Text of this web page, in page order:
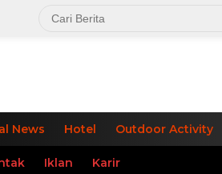
News Hotel Outdoor Activity
Iklan Karir